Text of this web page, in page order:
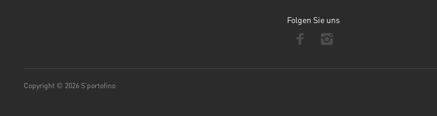
Folgen Sie uns
Copyright © 2026 S'portofino